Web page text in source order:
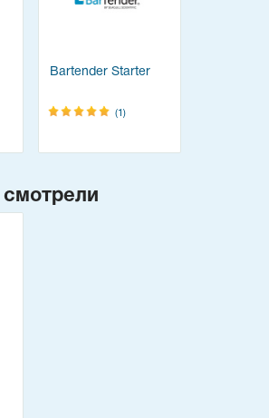
Bartender Starter
(1)